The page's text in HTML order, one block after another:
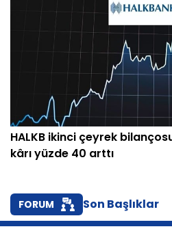
HALKB ikinci çeyrek
kârı yüzde 40 arttı
FORUM Son Başlıklar